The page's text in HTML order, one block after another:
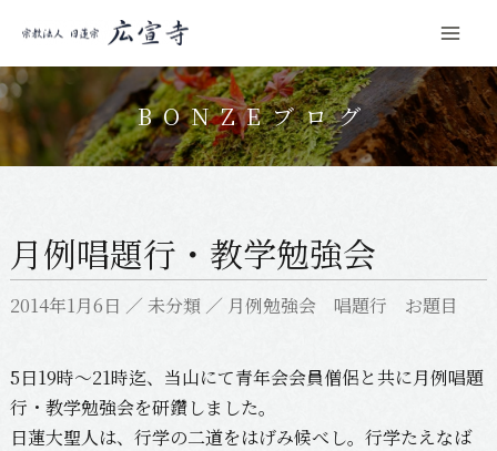
コ
ン
ン
ス
ッ
BONZEブログ
月例唱題行・教学勉強会
2014年1月6日 ／ 未分類／ 月例勉強会 唱題行 お題目
5日19時～21時迄、当山にて青年会会員僧侶と共に月例唱題
行・教学勉強会を研鑽しました。
日蓮大聖人は、行学の二道をはげみ候べし。行学たえなば